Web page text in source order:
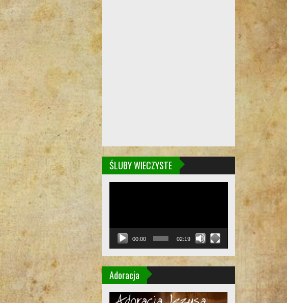
ŚLUBY WIECZYSTE
00:00 02:19
Adoracja